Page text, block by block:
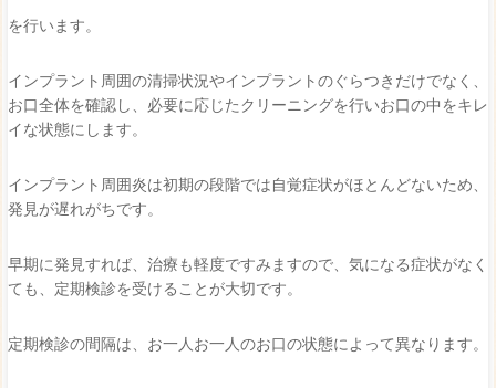
を行います。
インプラント周囲の清掃状況やインプラントのぐらつきだけでなく、
お口全体を確認し、必要に応じたクリーニングを行いお口の中をキレ
イな状態にします。
インプラント周囲炎は初期の段階では自覚症状がほとんどないため、
発見が遅れがちです。
早期に発見すれば、治療も軽度ですみますので、気になる症状がなく
ても、定期検診を受けることが大切です。
定期検診の間隔は、お一人お一人のお口の状態によって異なります。